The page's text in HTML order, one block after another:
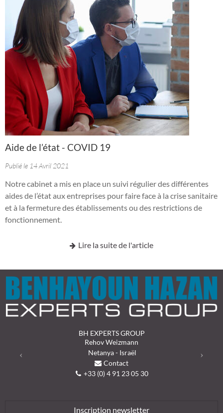
Aide de l’état - COVID 19
Publié le 14 Avril 2021
Notre cabinet a mis en place un suivi régulier des différentes
aides de l’état aux entreprises pour faire face à la crise sanitaire
et à la fermeture des établissements ou des restrictions de
fonctionnement.
Lire la suite de l'article
BH EXPERTS GROUP
Rehov Weizmann
Netanya - Israël
Contact
+33 (0) 4 91 23 05 30
Inscription newsletter